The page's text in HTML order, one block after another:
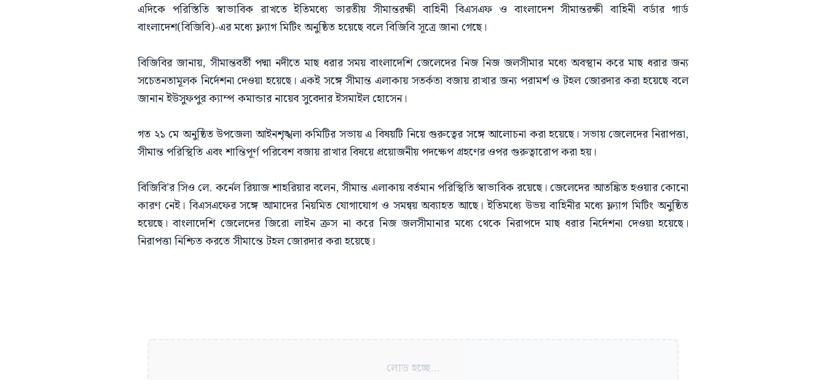
এদিকে পরিস্তিতি স্বাভাবিক রাখতে ইতিমধ্যে ভারতীয় সীমান্তরক্ষী বাহিনী বিএসএফ ও বাংলাদেশ সীমান্তরক্ষী বাহিনী বর্ডার গার্ড
বাংলাদেশ(বিজিবি)-এর মধ্যে ফ্ল্যাগ মিটিং অনুষ্ঠিত হয়েছে বলে বিজিবি সূত্রে জানা গেছে।
বিজিবির জানায়, সীমান্তবর্তী পদ্মা নদীতে মাছ ধরার সময় বাংলাদেশি জেলেদের নিজ নিজ জলসীমার মধ্যে অবস্থান করে মাছ ধরার জন্য
সচেতনতামূলক নির্দেশনা দেওয়া হয়েছে। একই সঙ্গে সীমান্ত এলাকায় সতর্কতা বজায় রাখার জন্য পরামর্শ ও টহল জোরদার করা হয়েছে বলে
জানান ইউসুফপুর ক্যাম্প কমান্ডার নায়েব সুবেদার ইসমাইল হোসেন।
গত ২১ মে অনুষ্ঠিত উপজেলা আইনশৃঙ্খলা কমিটির সভায় এ বিষয়টি নিয়ে গুরুত্বের সঙ্গে আলোচনা করা হয়েছে। সভায় জেলেদের নিরাপত্তা,
সীমান্ত পরিস্থিতি এবং শান্তিপূর্ণ পরিবেশ বজায় রাখার বিষয়ে প্রয়োজনীয় পদক্ষেপ গ্রহণের ওপর গুরুত্বারোপ করা হয়।
বিজিবি’র সিও লে. কর্নেল রিয়াজ শাহরিয়ার বলেন, সীমান্ত এলাকায় বর্তমান পরিস্থিতি স্বাভাবিক রয়েছে। জেলেদের আতঙ্কিত হওয়ার কোনো
কারণ নেই। বিএসএফের সঙ্গে আমাদের নিয়মিত যোগাযোগ ও সমন্বয় অব্যাহত আছে। ইতিমধ্যে উভয় বাহিনীর মধ্যে ফ্ল্যাগ মিটিং অনুষ্ঠিত
হয়েছে। বাংলাদেশি জেলেদের জিরো লাইন ক্রস না করে নিজ জলসীমানার মধ্যে থেকে নিরাপদে মাছ ধরার নির্দেশনা দেওয়া হয়েছে।
নিরাপত্তা নিশ্চিত করতে সীমান্তে টহল জোরদার করা হয়েছে।
লোড হচ্ছে...